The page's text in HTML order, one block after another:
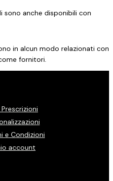
sono anche disponibili con
in alcun modo relazionati con
fornitori.
e Condizioni
account